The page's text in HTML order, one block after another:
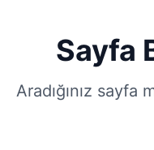
Sayfa
Aradığınız sayfa